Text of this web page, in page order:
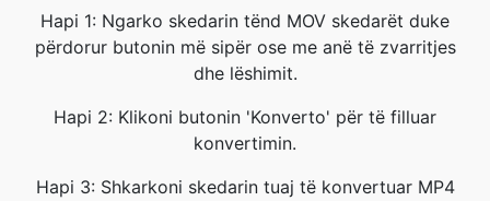
Hapi 1: Ngarko skedarin tënd MOV skedarët duke
përdorur butonin më sipër ose me anë të zvarritjes
dhe lëshimit.
Hapi 2: Klikoni butonin 'Konverto' për të filluar
konvertimin.
Hapi 3: Shkarkoni skedarin tuaj të konvertuar MP4